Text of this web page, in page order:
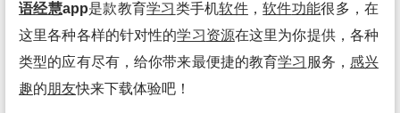
语经慧app是款教育学习类手机软件，软件功能很多，在
这里各种各样的针对性的学习资源在这里为你提供，各种
类型的应有尽有，给你带来最便捷的教育学习 服务， 感兴
趣的朋友快来下载体验吧！